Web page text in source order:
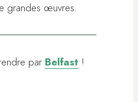
grandes œuvres.
par Belfast !